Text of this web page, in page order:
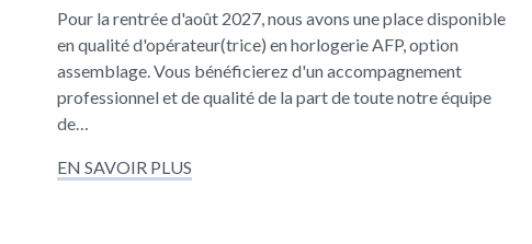
Pour la rentrée d'août 2027, nous avons une place disponible
en qualité d'opérateur(trice) en horlogerie AFP, option
assemblage. Vous bénéficierez d'un accompagnement
professionnel et de qualité de la part de toute notre équipe
de…
EN SAVOIR PLUS